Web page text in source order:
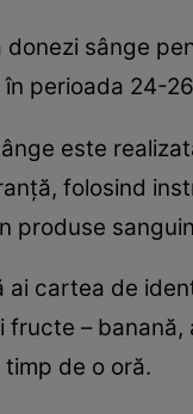
sânge
în perioada 24-
este
folosind
produse
ai cartea de
fructe –
de o oră.